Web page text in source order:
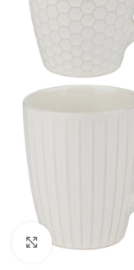
Vaata pilti